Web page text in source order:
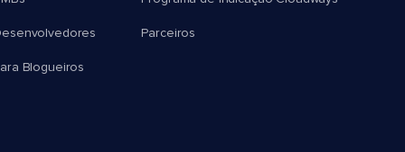
Blogueiros
Parceiros